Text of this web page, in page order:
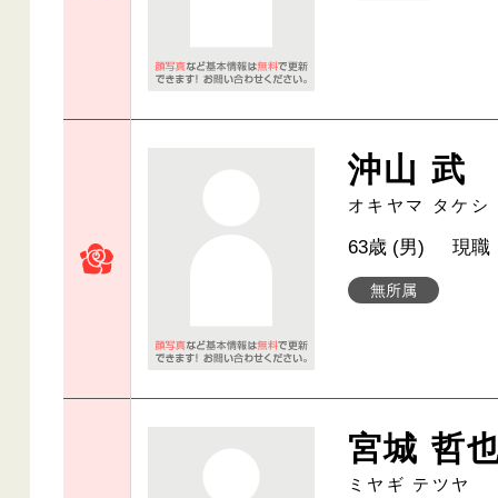
沖山 武
オキヤマ タケシ
無所属
63歳 (男) 現職
宮城 哲
ミヤギ テツヤ